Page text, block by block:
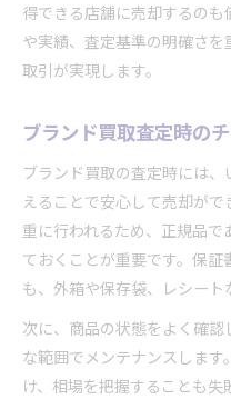
得できる店舗に売却するの
や実績、査定基準の明確さ
取引が実現します。
ブランド買取査定時の
ブランド買取の査定時には
えることで安心して売却が
重に行われるため、正規品
ておくことが重要です。保
も、外箱や保存袋、レシート
次に、商品の状態をよく確
な範囲でメンテナンスしま
け、相場を把握することも